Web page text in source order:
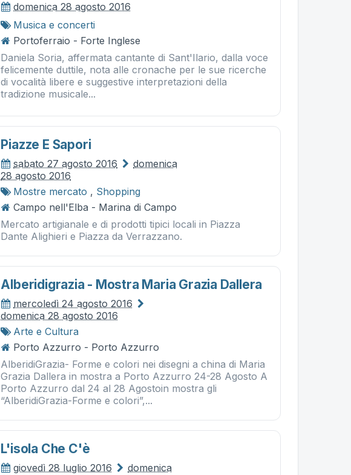
domenica 28 agosto 2016
Musica e concerti
Portoferraio - Forte Inglese
Daniela Soria, affermata cantante di Sant'Ilario, dalla voce
felicemente duttile, nota alle cronache per le sue ricerche
di vocalità libere e suggestive interpretazioni della
tradizione musicale...
Piazze E Sapori
sabato 27 agosto 2016
domenica
28 agosto 2016
Mostre mercato , Shopping
Campo nell'Elba - Marina di Campo
Mercato artigianale e di prodotti tipici locali in Piazza
Dante Alighieri e Piazza da Verrazzano.
Alberidigrazia - Mostra Maria Grazia Dallera
mercoledì 24 agosto 2016
domenica 28 agosto 2016
Arte e Cultura
Porto Azzurro - Porto Azzurro
AlberidiGrazia- Forme e colori nei disegni a china di Maria
Grazia Dallera in mostra a Porto Azzurro 24-28 Agosto A
Porto Azzurro dal 24 al 28 Agostoin mostra gli
“AlberidiGrazia-Forme e colori”,...
L'isola Che C'è
giovedì 28 luglio 2016
domenica